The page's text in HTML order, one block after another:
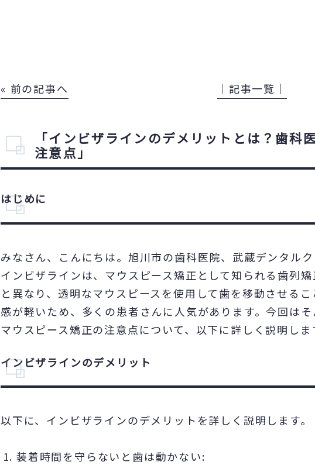
« 前の記事へ │記事一覧│
「インビザラインのデメリットとは？歯科
注意点」
はじめに
みなさん、こんにちは。旭川市の歯科医院、武蔵デンタルク
インビザラインは、マウスピース矯正として知られる歯列
と異なり、透明なマウスピースを使用して歯を移動させる
感が軽いため、多くの患者さんに人気があります。今回は
マウスピース矯正の注意点について、以下に詳しく説明しま
インビザラインのデメリット
以下に、インビザラインのデメリットを詳しく説明します。
装着時間を守らないと歯は動かない: